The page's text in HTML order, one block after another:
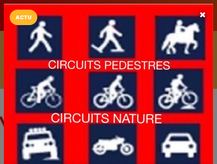
LaCarte Play Store
Installez l'App LaCarte
Téléchargez gratuitement l'app LaCarte pour suivre vos
commerces favoris et ne rien rater !
Télécharger Plus tard
ACTU